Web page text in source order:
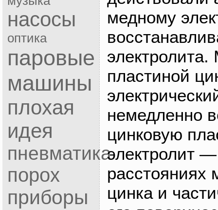
насосы
оптика
паровые
машины
плохая
идея
пневматика
порох
приборы
медному
пластиной
немедленно
цинковую
электролит
расстояниях
цинка и